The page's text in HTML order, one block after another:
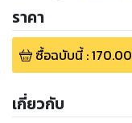
ราคา
ซื้อฉบับนี้:170.00
เกี่ยวกับ